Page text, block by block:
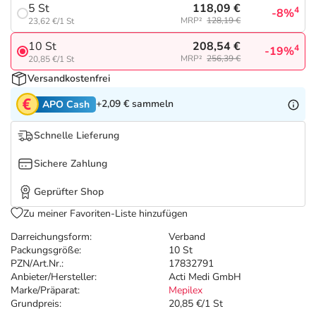
Tierapotheke
Vitamine & Mineralstoffe
Marken
Salus Deals
Darreichungsform:
Verband
Packungsgröße:
10 St
PZN/Art.Nr.:
17832791
Anbieter/Hersteller:
Acti Medi GmbH
Marke/Präparat:
Mepilex
Grundpreis:
20,85 €/1 St
5 St
23,62 €/1 St
118,09 €
MRP² 128,19 € -8%4
10 St
20,85 €/1 St
208,54 €
MRP² 256,39 € -19%4
Versandkostenfrei
APO Cash +2,09 € sammeln
Schnelle Lieferung
Sichere Zahlung
Geprüfter Shop
Zu meiner Favoriten-Liste hinzufügen